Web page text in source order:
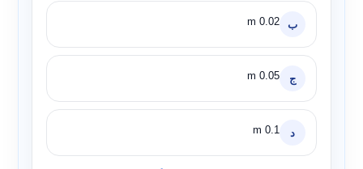
ب 0.02 m
ج 0.05 m
د 0.1 m